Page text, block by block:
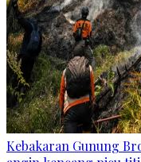
Kebakaran Gunung